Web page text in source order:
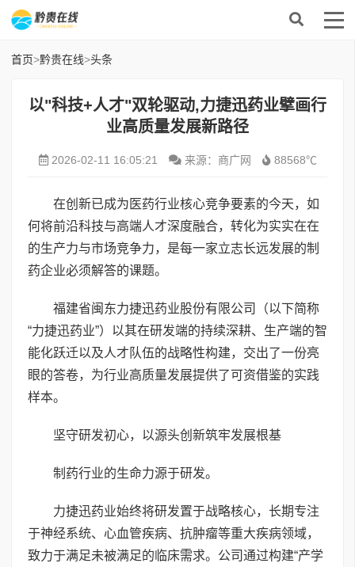
首页>黔贵在线>头条
以"科技+人才"双轮驱动,力捷迅药业擘画行
业高质量发展新路径
2026-02-11 16:05:21 来源：商广网 88568℃
在创新已成为医药行业核心竞争要素的今天，如
何将前沿科技与高端人才深度融合，转化为实实在在
的生产力与市场竞争力，是每一家立志长远发展的制
药企业必须解答的课题。
福建省闽东力捷迅药业股份有限公司（以下简称
“力捷迅药业”）以其在研发端的持续深耕、生产端的智
能化跃迁以及人才队伍的战略性构建，交出了一份亮
眼的答卷，为行业高质量发展提供了可资借鉴的实践
样本。
坚守研发初心，以源头创新筑牢发展根基
制药行业的生命力源于研发。
力捷迅药业始终将研发置于战略核心，长期专注
于神经系统、心血管疾病、抗肿瘤等重大疾病领域，
致力于满足未被满足的临床需求。公司通过构建“产学